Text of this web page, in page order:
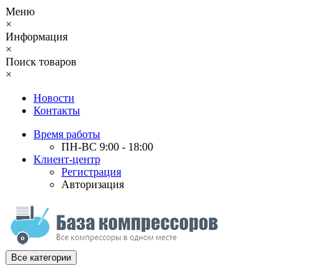
Меню
×
Информация
×
Поиск товаров
×
Новости
Контакты
Время работы
ПН-ВС 9:00 - 18:00
Клиент-центр
Регистрация
Авторизация
Все категории